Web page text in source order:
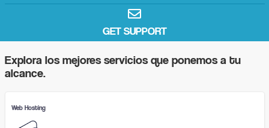
GET SUPPORT
Explora los mejores servicios que ponemos a tu
alcance.
Web Hosting